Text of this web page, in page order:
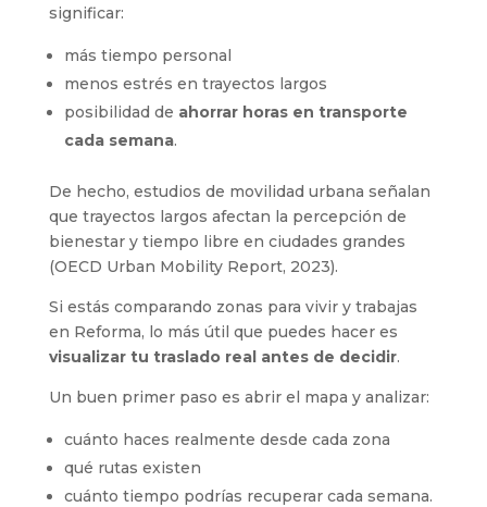
significar:
más tiempo personal
menos estrés en trayectos largos
posibilidad de ahorrar horas en transporte
cada semana.
De hecho, estudios de movilidad urbana señalan
que trayectos largos afectan la percepción de
bienestar y tiempo libre en ciudades grandes
(OECD Urban Mobility Report, 2023).
Si estás comparando zonas para vivir y trabajas
en Reforma, lo más útil que puedes hacer es
visualizar tu traslado real antes de decidir.
Un buen primer paso es abrir el mapa y analizar:
cuánto haces realmente desde cada zona
qué rutas existen
cuánto tiempo podrías recuperar cada semana.